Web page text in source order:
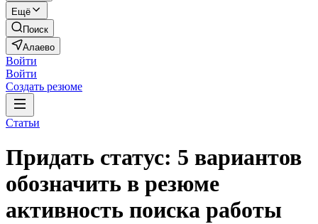
Ещё
Поиск
Алаево
Войти
Войти
Создать резюме
Статьи
Придать статус: 5 вариантов
обозначить в резюме
активность поиска работы